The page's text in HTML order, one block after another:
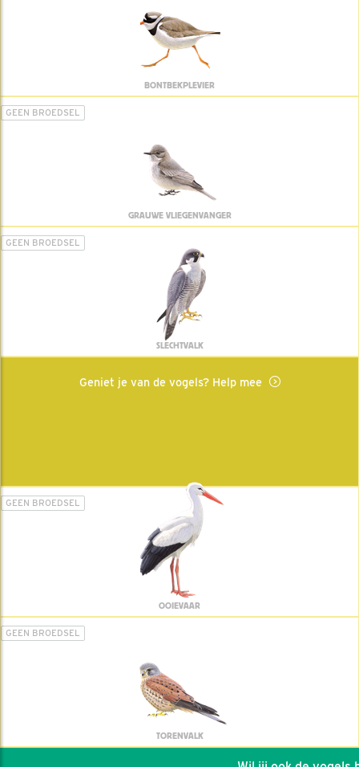
BONTBEKPLEVIER
GEEN BROEDSEL
GRAUWE VLIEGENVANGER
GEEN BROEDSEL
SLECHTVALK
Geniet je van de vogels? Help mee
GEEN BROEDSEL
OOIEVAAR
GEEN BROEDSEL
TORENVALK